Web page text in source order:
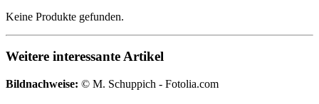
Keine Produkte gefunden.
Weitere interessante Artikel
Bildnachweise: © M. Schuppich - Fotolia.com